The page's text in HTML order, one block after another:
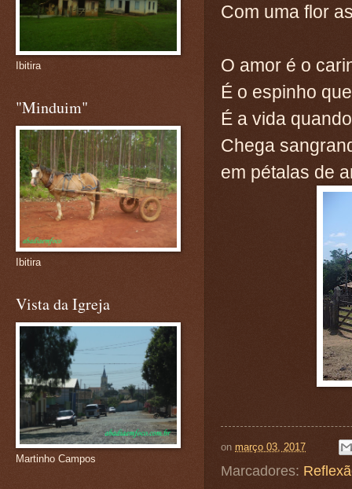
Com uma flor
O amor é o
É o espinho
É a vida quando
Chega
em pétalas de
on março 03, 2017
Marcadores:
Ibitira
"Minduim"
Ibitira
Vista da Igreja
Martinho Campos